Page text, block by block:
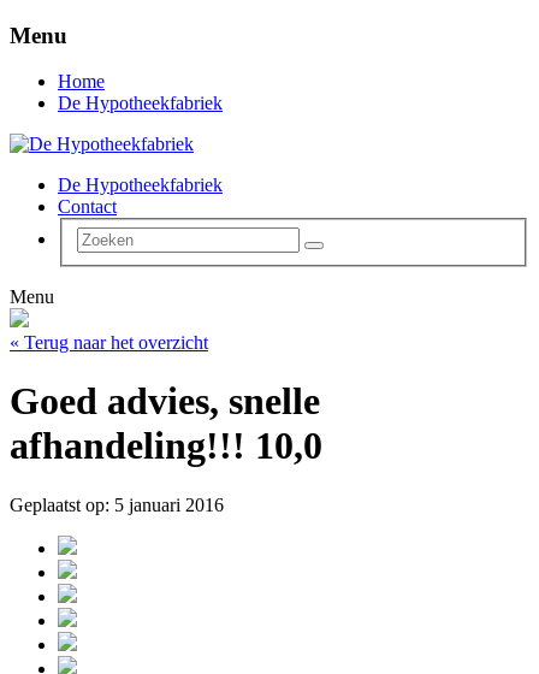
Menu
Home
De Hypotheekfabriek
De Hypotheekfabriek
Contact
Menu
« Terug naar het overzicht
Goed advies, snelle
afhandeling!!! 10,0
Geplaatst op: 5 januari 2016